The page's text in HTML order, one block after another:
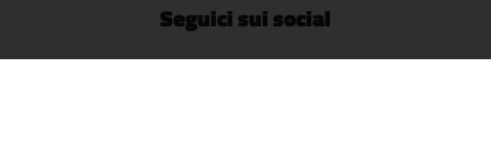
Seguici sui social